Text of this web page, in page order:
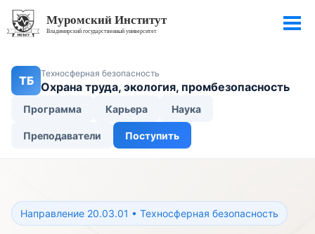
ТБ
Техносферная безопасность
Охрана труда, экология, промбезопасность
Программа Карьера Наука
Преподаватели Поступить
Направление 20.03.01 • Техносферная безопасность